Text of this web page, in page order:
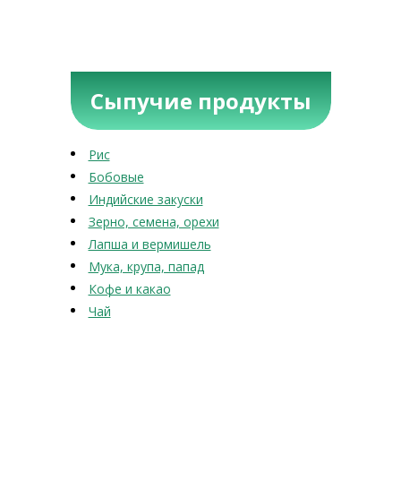
Сыпучие продукты
Рис
Бобовые
Индийские закуски
Зерно, семена, орехи
Лапша и вермишель
Мука, крупа, папад
Кофе и какао
Чай